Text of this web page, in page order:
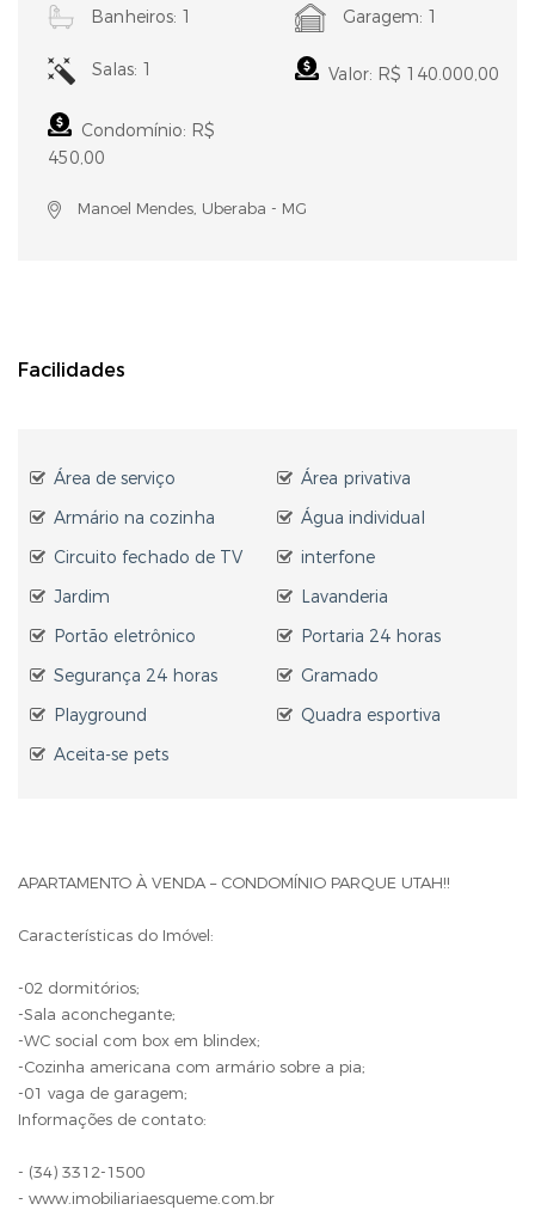
Banheiros: 1 Garagem: 1
Salas: 1 Valor: R$ 140.000,00
Condomínio: R$
450,00
Manoel Mendes, Uberaba - MG
Facilidades
Área de serviço
Área privativa
Armário na cozinha
Água individual
Circuito fechado de TV
interfone
Jardim
Lavanderia
Portão eletrônico
Portaria 24 horas
Segurança 24 horas
Gramado
Playground
Quadra esportiva
Aceita-se pets
APARTAMENTO À VENDA – CONDOMÍNIO PARQUE UTAH!!
Características do Imóvel:
-02 dormitórios;
-Sala aconchegante;
-WC social com box em blindex;
-Cozinha americana com armário sobre a pia;
-01 vaga de garagem;
Informações de contato:
- (34) 3312-1500
- www.imobiliariaesqueme.com.br